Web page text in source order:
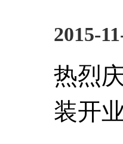
2015-
热烈
装开